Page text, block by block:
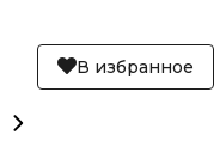
В избранное